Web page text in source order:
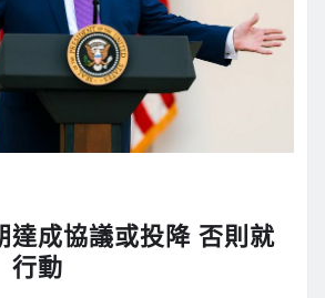
達成協議或投降 否則就
行動